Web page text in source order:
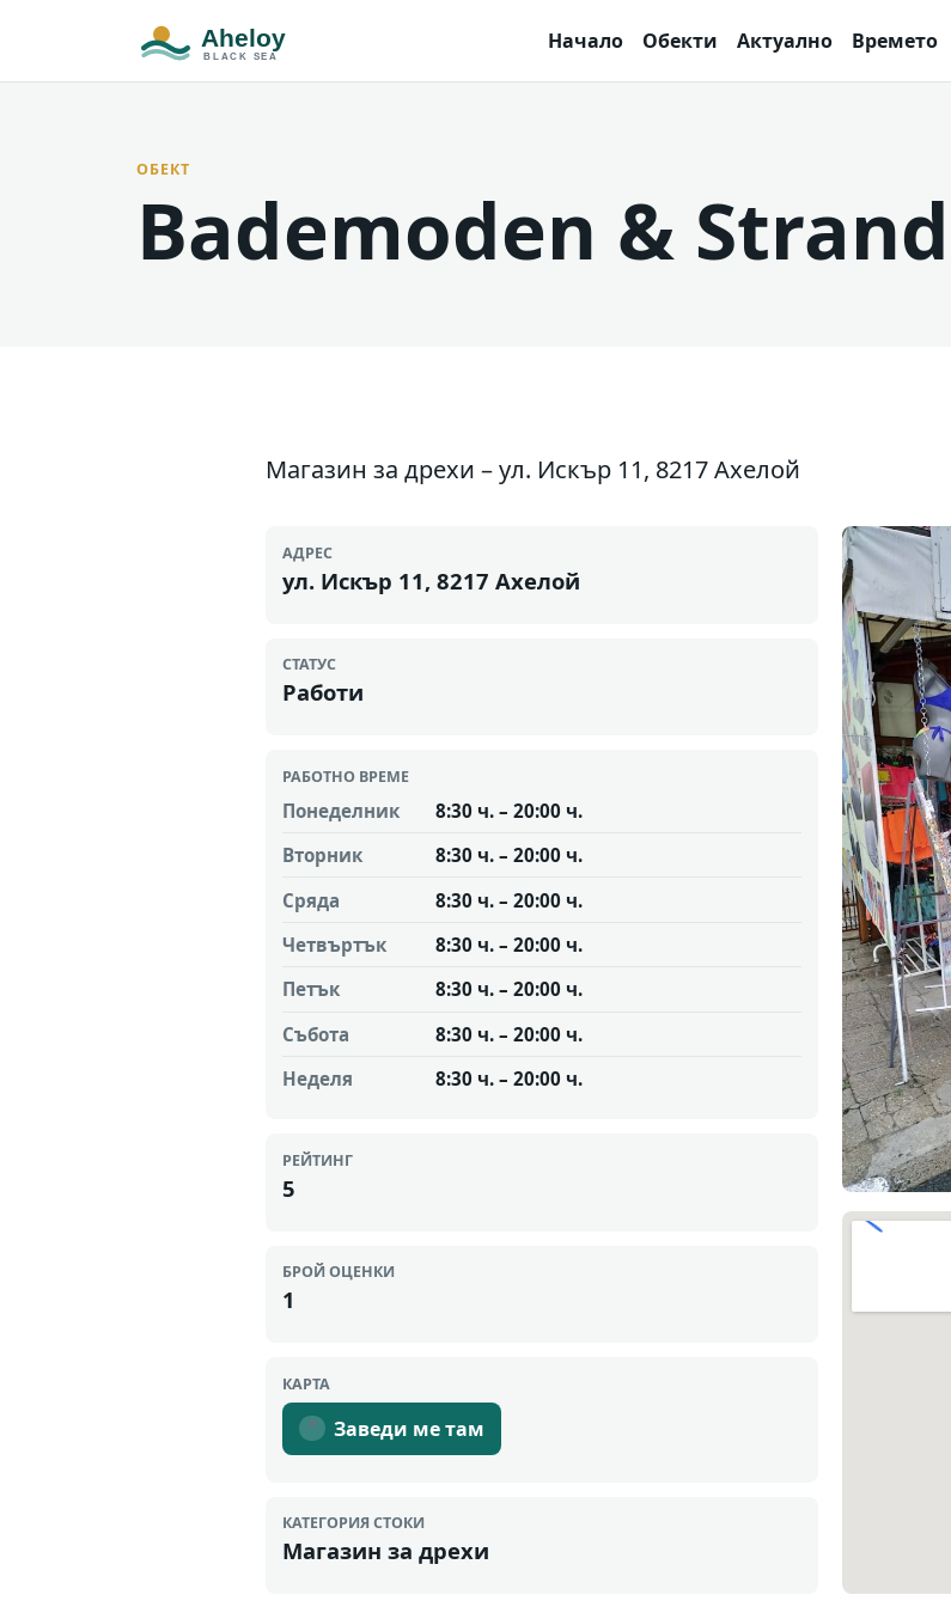
Начало Обекти Актуално Времето
ОБЕКТ
Bademoden &
Магазин за дрехи – ул. Искър 11, 8217 Ахелой
АДРЕС
ул. Искър 11, 8217 Ахелой
СТАТУС
Работи
РАБОТНО ВРЕМЕ
Понеделник
8:30 ч. – 20:00 ч.
Вторник
8:30 ч. – 20:00 ч.
Сряда
8:30 ч. – 20:00 ч.
Четвъртък
8:30 ч. – 20:00 ч.
Петък
8:30 ч. – 20:00 ч.
Събота
8:30 ч. – 20:00 ч.
Неделя
8:30 ч. – 20:00 ч.
РЕЙТИНГ
5
БРОЙ ОЦЕНКИ
1
КАРТА
↗ Заведи ме там
КАТЕГОРИЯ СТОКИ
Магазин за дрехи